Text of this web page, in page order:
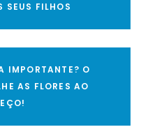
SEUS FILHOS
IMPORTANTE? O
AS FLORES AO